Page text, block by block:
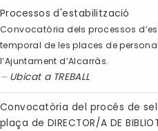
Processos d'estabilització
Convocatòria dels processos
temporal de les places de
l’Ajuntament d’Alcarràs.
Ubicat a TREBALL
Convocatòria del procés de
plaça de DIRECTOR/A DE